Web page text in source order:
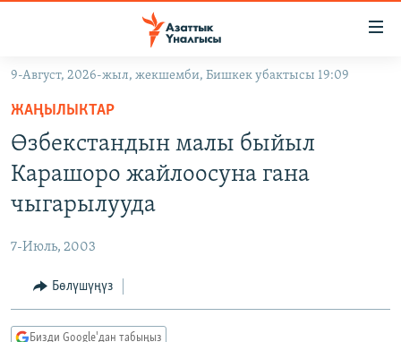
Навигацияга
өтүңүз
Издөөгө
салыңыз
КЫРГЫЗСТАН
МАДАНИЯТ
УКРАИНА
ТВ ПРОГРАММАЛАР
БҮГҮН АЗАТТЫКТА
ПОДКАСТ
9-Август, 2026-жыл, жекшемби, Бишкек убактысы 19:09
ЖАҢЫЛЫКТАР
Өзбекстандын малы быйыл
Карашоро жайлоосуна гана
чыгарылууда
7-Июль, 2003
Бөлүшүңүз
Бизди Google'дан табыңыз